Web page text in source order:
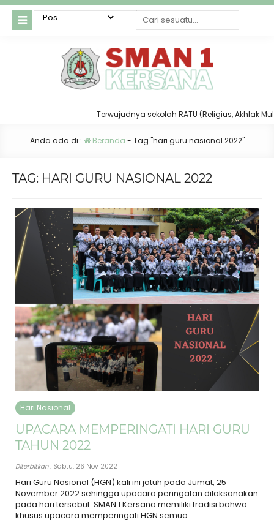
Terwujudnya sekolah RATU (Religius, Akhlak
Anda ada di : Beranda - Tag "hari guru nasional 2022"
TAG: HARI GURU NASIONAL 2022
Hari Nasional
UPACARA MEMPERINGATI HARI GURU
TAHUN 2022
Diterbitkan: Sabtu, 26 Nov 2022
Hari Guru Nasional (HGN) kali ini jatuh pada Jumat, 25
November 2022 sehingga upacara peringatan dilaksanakan
pada hari tersebut. SMAN 1 Kersana memiliki tradisi bahwa
khusus upacara memperingati HGN semua..